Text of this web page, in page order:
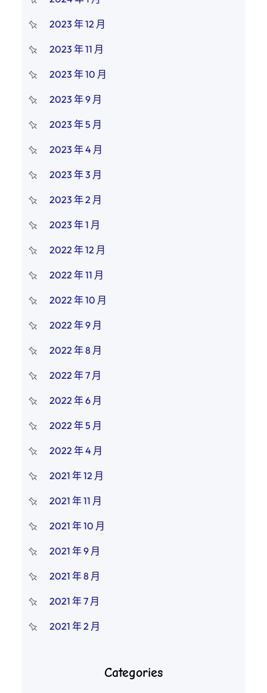
2023 年 12 月
2023 年 11 月
2023 年 10 月
2023 年 9 月
2023 年 5 月
2023 年 4 月
2023 年 3 月
2023 年 2 月
2023 年 1 月
2022 年 12 月
2022 年 11 月
2022 年 10 月
2022 年 9 月
2022 年 8 月
2022 年 7 月
2022 年 6 月
2022 年 5 月
2022 年 4 月
2021 年 12 月
2021 年 11 月
2021 年 10 月
2021 年 9 月
2021 年 8 月
2021 年 7 月
2021 年 2 月
Categories